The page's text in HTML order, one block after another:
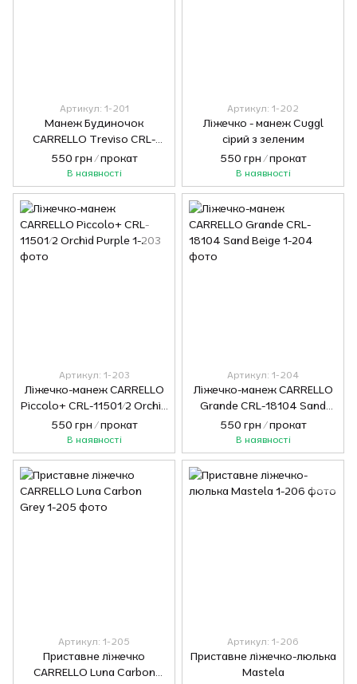
Артикул: 1-201
Манеж Будиночок
CARRELLO Treviso CRL-
11603 Cameo Green
550 грн / прокат
В наявності
Артикул: 1-202
Ліжечко - манеж Сuggl
сірий з зеленим
550 грн / прокат
В наявності
Артикул: 1-203
Ліжечко-манеж CARRELLO
Piccolo+ CRL-11501/2 Orchid
Purple
550 грн / прокат
В наявності
Артикул: 1-204
Ліжечко-манеж CARRELLO
Grande CRL-18104 Sand
Beige
550 грн / прокат
В наявності
Артикул: 1-205
Приставне ліжечко
CARRELLO Luna Carbon
Артикул: 1-206
Приставне ліжечко-люлька
Mastela